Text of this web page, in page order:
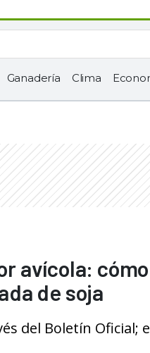
Ganadería Clima
avícola:
de soja
del Boletín Oficial;